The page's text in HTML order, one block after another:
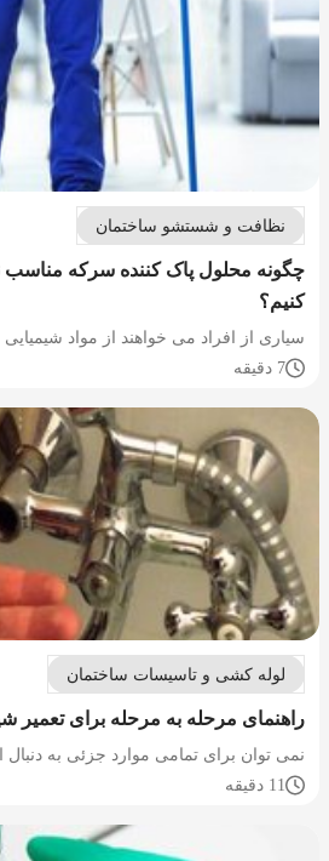
نظافت و شستشو ساختمان
چگونه محلول پاک کننده سرکه
کنیم؟
سیاری از افراد می خواهند از مواد
7 دقیقه
لوله کشی و تاسیسات ساختمان
راهنمای مرحله به مرحله برای
نمی توان برای تمامی موارد جزئی به دنبال
11 دقیقه